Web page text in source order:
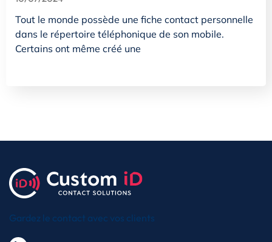
Tout le monde possède une fiche contact personnelle
dans le répertoire téléphonique de son mobile.
Certains ont même créé une
Gardez le contact avec vos clients